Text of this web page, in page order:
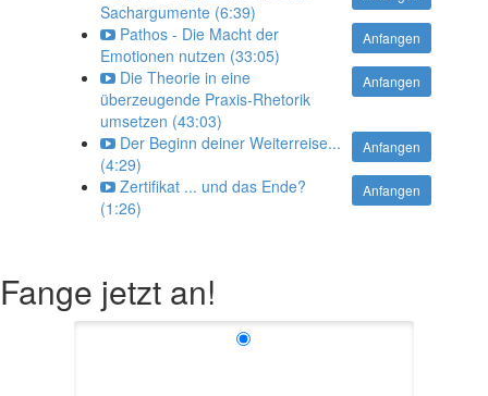
Sachargumente (6:39)
Anfangen
Pathos - Die Macht der
Emotionen nutzen (33:05)
Anfangen
Die Theorie in eine
überzeugende Praxis-Rhetorik
umsetzen (43:03)
Anfangen
Der Beginn deiner Weiterreise...
(4:29)
Anfangen
Zertifikat ... und das Ende?
(1:26)
Fange jetzt an!